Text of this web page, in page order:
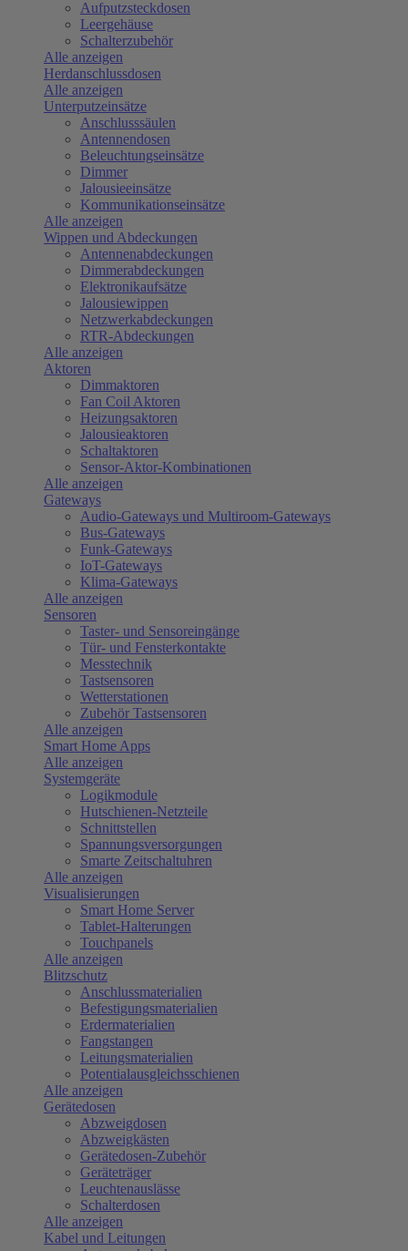
Aufputzsteckdosen
Leergehäuse
Schalterzubehör
Alle anzeigen
Herdanschlussdosen
Alle anzeigen
Unterputzeinsätze
Anschlusssäulen
Antennendosen
Beleuchtungseinsätze
Dimmer
Jalousieeinsätze
Kommunikationseinsätze
Alle anzeigen
Wippen und Abdeckungen
Antennenabdeckungen
Dimmerabdeckungen
Elektronikaufsätze
Jalousiewippen
Netzwerkabdeckungen
RTR-Abdeckungen
Alle anzeigen
Aktoren
Dimmaktoren
Fan Coil Aktoren
Heizungsaktoren
Jalousieaktoren
Schaltaktoren
Sensor-Aktor-Kombinationen
Alle anzeigen
Gateways
Audio-Gateways und Multiroom-Gateways
Bus-Gateways
Funk-Gateways
IoT-Gateways
Klima-Gateways
Alle anzeigen
Sensoren
Taster- und Sensoreingänge
Tür- und Fensterkontakte
Messtechnik
Tastsensoren
Wetterstationen
Zubehör Tastsensoren
Alle anzeigen
Smart Home Apps
Alle anzeigen
Systemgeräte
Logikmodule
Hutschienen-Netzteile
Schnittstellen
Spannungsversorgungen
Smarte Zeitschaltuhren
Alle anzeigen
Visualisierungen
Smart Home Server
Tablet-Halterungen
Touchpanels
Alle anzeigen
Blitzschutz
Anschlussmaterialien
Befestigungsmaterialien
Erdermaterialien
Fangstangen
Leitungsmaterialien
Potentialausgleichsschienen
Alle anzeigen
Gerätedosen
Abzweigdosen
Abzweigkästen
Gerätedosen-Zubehör
Geräteträger
Leuchtenauslässe
Schalterdosen
Alle anzeigen
Kabel und Leitungen